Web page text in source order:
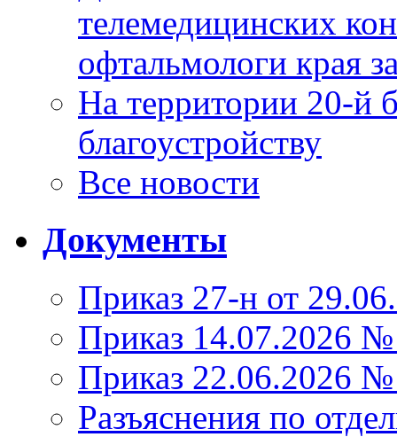
телемедицинских
офтальмологи края
На территории 20-й
благоустройству
Все новости
Документы
Приказ 27-н от
Приказ 14.07.2026
Приказ 22.06.2026
Разъяснения по